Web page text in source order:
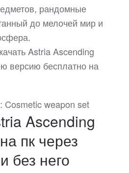
рандомные
до мелочей мир и
Astria Ascending
версию бесплатно на
Cosmetic weapon set
Ascending
пк через
без него